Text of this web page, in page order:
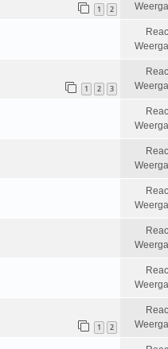
1 2
1 2 3
1 2